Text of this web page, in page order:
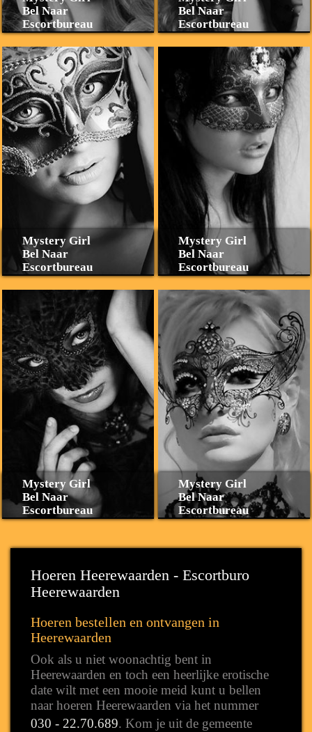
Bel Naar
Escortbureau
Bel Naar
Escortbureau
Mystery Girl
Bel Naar
Escortbureau
Mystery Girl
Bel Naar
Escortbureau
Mystery Girl
Bel Naar
Escortbureau
Mystery Girl
Bel Naar
Escortbureau
Hoeren Heerewaarden - Escortburo
Heerewaarden
Hoeren bestellen en ontvangen in
Heerewaarden
Ook als u niet woonachtig bent in
Heerewaarden en toch een heerlijke erotische
date wilt met een mooie meid kunt u bellen
naar hoeren Heerewaarden via het nummer
030 - 22.70.689. Kom je uit de gemeente